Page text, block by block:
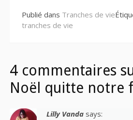
Publié dans Tranches de vie
tranches de vie
4 commentaires
Noël quitte notre
Lilly Vanda says: